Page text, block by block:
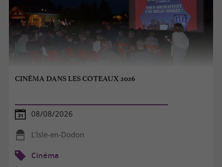
CINÉMA DANS LES COTEAUX 2026
08/08/2026
L'Isle-en-Dodon
Cinéma